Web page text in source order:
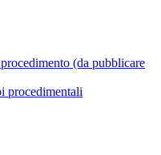
(da pubblicare
procedimentali